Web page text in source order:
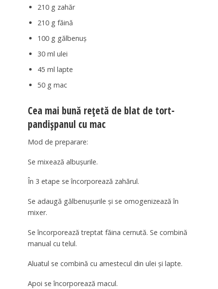
210 g zahăr
210 g făină
100 g gălbenuș
30 ml ulei
45 ml lapte
50 g mac
Cea mai bună rețetă de blat de tort-
pandișpanul cu mac
Mod de preparare:
Se mixează albușurile.
În 3 etape se încorporează zahărul.
Se adaugă gălbenușurile și se omogenizează în
mixer.
Se încorporează treptat făina cernută. Se combină
manual cu telul.
Aluatul se combină cu amestecul din ulei și lapte.
Apoi se încorporează macul.